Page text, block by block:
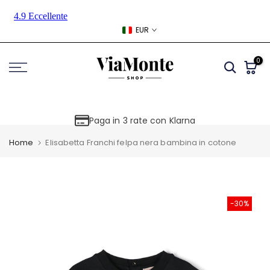
Skip
EUR
0
Paga in 3 rate con Klarna
Home Elisabetta Franchi felpa nera bambina in cotone
-30%